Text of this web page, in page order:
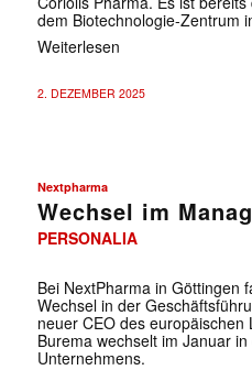
dem Biotechnologie-Zentrum
Weiterlesen
2. DEZEMBER 2025
Nextpharma
Wechsel im
PERSONALIA
Bei NextPharma in Göttingen
Wechsel in der
neuer CEO des
Burema wechselt im Januar
Unternehmens.